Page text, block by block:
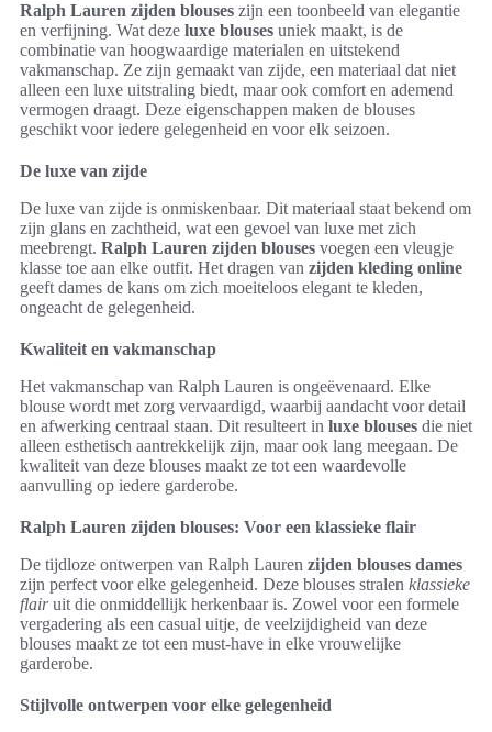
Ralph Lauren zijden blouses zijn een toonbeeld van elegantie
en verfijning. Wat deze luxe blouses uniek maakt, is de
combinatie van hoogwaardige materialen en uitstekend
vakmanschap. Ze zijn gemaakt van zijde, een materiaal dat niet
alleen een luxe uitstraling biedt, maar ook comfort en ademend
vermogen draagt. Deze eigenschappen maken de blouses
geschikt voor iedere gelegenheid en voor elk seizoen.
De luxe van zijde
De luxe van zijde is onmiskenbaar. Dit materiaal staat bekend om
zijn glans en zachtheid, wat een gevoel van luxe met zich
meebrengt. Ralph Lauren zijden blouses voegen een vleugje
klasse toe aan elke outfit. Het dragen van zijden kleding online
geeft dames de kans om zich moeiteloos elegant te kleden,
ongeacht de gelegenheid.
Kwaliteit en vakmanschap
Het vakmanschap van Ralph Lauren is ongeëvenaard. Elke
blouse wordt met zorg vervaardigd, waarbij aandacht voor detail
en afwerking centraal staan. Dit resulteert in luxe blouses die niet
alleen esthetisch aantrekkelijk zijn, maar ook lang meegaan. De
kwaliteit van deze blouses maakt ze tot een waardevolle
aanvulling op iedere garderobe.
Ralph Lauren zijden blouses: Voor een klassieke flair
De tijdloze ontwerpen van Ralph Lauren zijden blouses dames
zijn perfect voor elke gelegenheid. Deze blouses stralen klassieke
flairuit die onmiddellijk herkenbaar is. Zowel voor een formele
vergadering als een casual uitje, de veelzijdigheid van deze
blouses maakt ze tot een must-have in elke vrouwelijke
garderobe.
Stijlvolle ontwerpen voor elke gelegenheid